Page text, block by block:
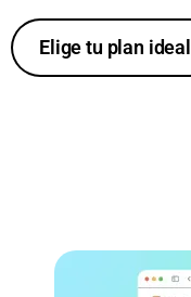
Elige tu plan ideal